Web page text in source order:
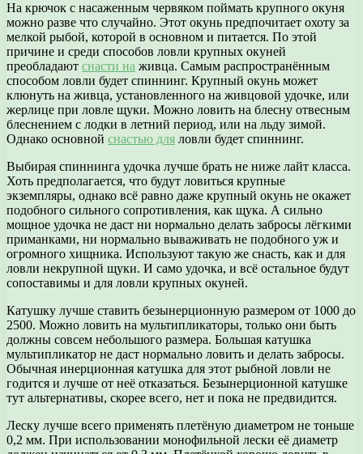
На крючок с насаженным червяком поймать крупного окуня
можно разве что случайно. Этот окунь предпочитает охоту за
мелкой рыбой, которой в основном и питается. По этой
причине и среди способов ловли крупных окуней
преобладают снасти на живца. Самым распространённым
способом ловли будет спиннинг. Крупный окунь может
клюнуть на живца, установленного на живцовой удочке, или
жерлице при ловле щуки. Можно ловить на блесну отвесным
блеснением с лодки в летний период, или на льду зимой.
Однако основной снастью для ловли будет спиннинг.
Выбирая спиннинга удочка лучше брать не ниже лайт класса.
Хоть предполагается, что будут ловиться крупные
экземпляры, однако всё равно даже крупный окунь не окажет
подобного сильного сопротивления, как щука. А сильно
мощное удочка не даст ни нормально делать забросы лёгкими
приманками, ни нормально вываживать не подобного уж и
огромного хищника. Используют такую же снасть, как и для
ловли некрупной щуки. И само удочка, и всё остальное будут
сопоставимы и для ловли крупных окуней.
Катушку лучше ставить безынерционную размером от 1000 до
2500. Можно ловить на мультипликаторы, только они быть
должны совсем небольшого размера. Большая катушка
мультипликатор не даст нормально ловить и делать забросы.
Обычная инерционная катушка для этот рыбной ловли не
годится и лучше от неё отказаться. Безынерционной катушке
тут альтернативы, скорее всего, нет и пока не предвидится.
Леску лучше всего применять плетёную диаметром не тоньше
0,2 мм. При использовании монофильной лески её диаметр